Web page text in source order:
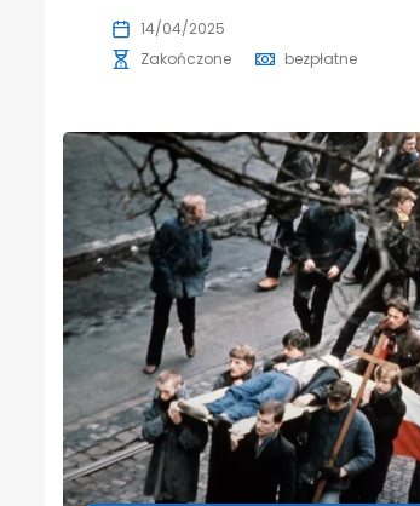
14/04/2025
Zakończone
bezpłatne